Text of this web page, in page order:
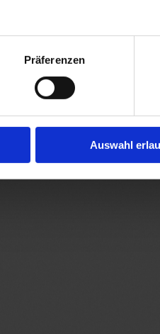
Präferenzen
Auswahl